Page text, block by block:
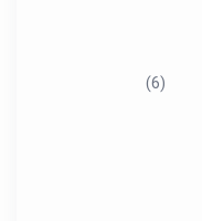
(6)